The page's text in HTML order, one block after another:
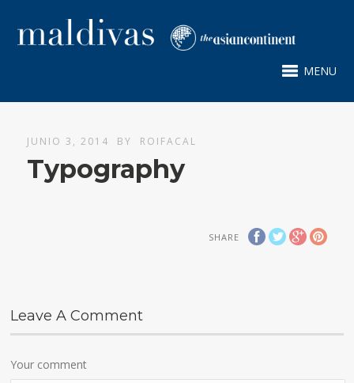
MENU
JUNIO 3, 2014 BY ROIFACAL
Typography
SHARE
Leave A Comment
Your comment